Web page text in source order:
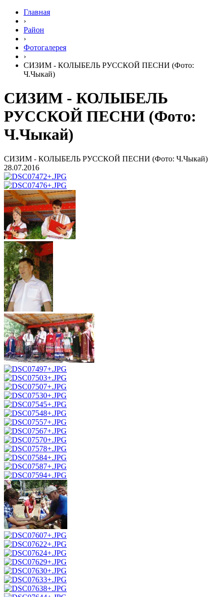
Главная
›
Район
›
Фотогалерея
›
СИЗИМ - КОЛЫБЕЛЬ РУССКОЙ ПЕСНИ (Фото:
Ч.Чыкай)
СИЗИМ - КОЛЫБЕЛЬ
РУССКОЙ ПЕСНИ (Фото:
Ч.Чыкай)
СИЗИМ - КОЛЫБЕЛЬ РУССКОЙ ПЕСНИ (Фото: Ч.Чыкай)
28.07.2016